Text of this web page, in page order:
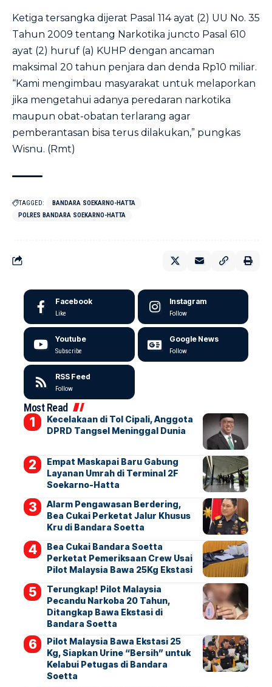
Ketiga tersangka dijerat Pasal 114 ayat (2) UU No. 35
Tahun 2009 tentang Narkotika juncto Pasal 610
ayat (2) huruf (a) KUHP dengan ancaman
maksimal 20 tahun penjara dan denda Rp10 miliar.
“Kami mengimbau masyarakat untuk melaporkan
jika mengetahui adanya peredaran narkotika
maupun obat-obatan terlarang agar
pemberantasan bisa terus dilakukan,” pungkas
Wisnu. (Rmt)
TAGGED:
BANDARA SOEKARNO-HATTA
POLRES BANDARA SOEKARNO-HATTA
Facebook
Like
Instagram
Follow
Youtube
Subscribe
Google News
Follow
RSS Feed
Follow
Most Read
Kecelakaan di Tol Cipali, Anggota
DPRD Tangsel Meninggal Dunia
Empat Maskapai Baru Gabung
Layanan Umrah di Terminal 2F
Soekarno-Hatta
Alarm Pengawasan Berdering,
Bea Cukai Perketat Jalur Khusus
Kru di Bandara Soetta
Bea Cukai Bandara Soetta
Perketat Pemeriksaan Crew Usai
Pilot Malaysia Bawa 25Kg Ekstasi
Terungkap! Pilot Malaysia
Pecandu Narkoba 20 Tahun,
Ditangkap Bawa Ekstasi di
Bandara Soetta
Pilot Malaysia Bawa Ekstasi 25
Kg, Siapkan Urine “Bersih” untuk
Kelabui Petugas di Bandara
Soetta